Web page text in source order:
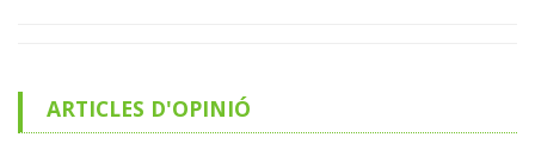
ARTICLES D'OPINIÓ